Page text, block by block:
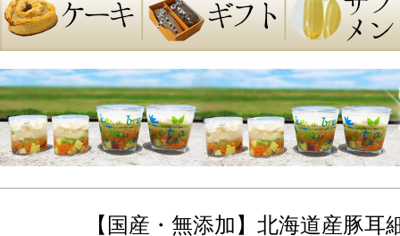
【国産・無添加】北海道産豚耳